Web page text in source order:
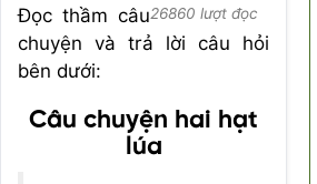
26860 lượt đọc
Đọc thầm câu
chuyện và trả lời câu hỏi
bên dưới:
Câu chuyện hai hạt
lúa